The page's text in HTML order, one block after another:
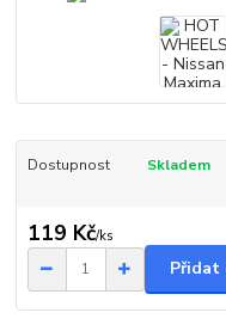
Dostupnost Skladem
119 Kč/ks
Přidat